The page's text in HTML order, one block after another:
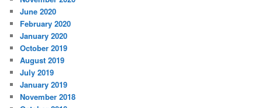
June 2020
February 2020
January 2020
October 2019
August 2019
July 2019
January 2019
November 2018